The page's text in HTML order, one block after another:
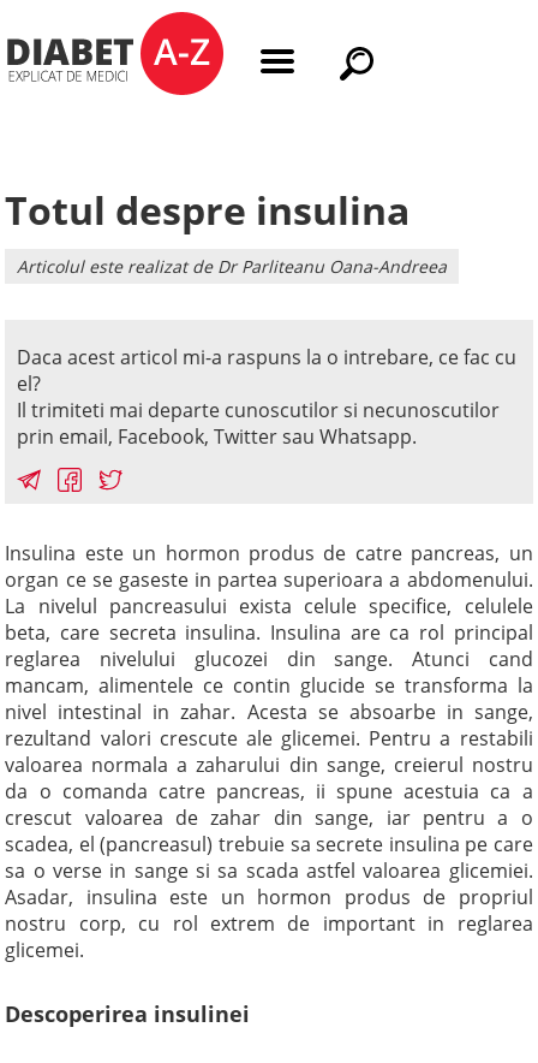
Totul despre insulina
Articolul este realizat de Dr Parliteanu Oana-Andreea
Daca acest articol mi-a raspuns la o intrebare, ce fac cu
el?
Il trimiteti mai departe cunoscutilor si necunoscutilor
prin email, Facebook, Twitter sau Whatsapp.
Insulina este un hormon produs de catre pancreas, un
organ ce se gaseste in partea superioara a abdomenului.
La nivelul pancreasului exista celule specifice, celulele
beta, care secreta insulina. Insulina are ca rol principal
reglarea nivelului glucozei din sange. Atunci cand
mancam, alimentele ce contin glucide se transforma la
nivel intestinal in zahar. Acesta se absoarbe in sange,
rezultand valori crescute ale glicemei. Pentru a restabili
valoarea normala a zaharului din sange, creierul nostru
da o comanda catre pancreas, ii spune acestuia ca a
crescut valoarea de zahar din sange, iar pentru a o
scadea, el (pancreasul) trebuie sa secrete insulina pe care
sa o verse in sange si sa scada astfel valoarea glicemiei.
Asadar, insulina este un hormon produs de propriul
nostru corp, cu rol extrem de important in reglarea
glicemei.
Descoperirea insulinei